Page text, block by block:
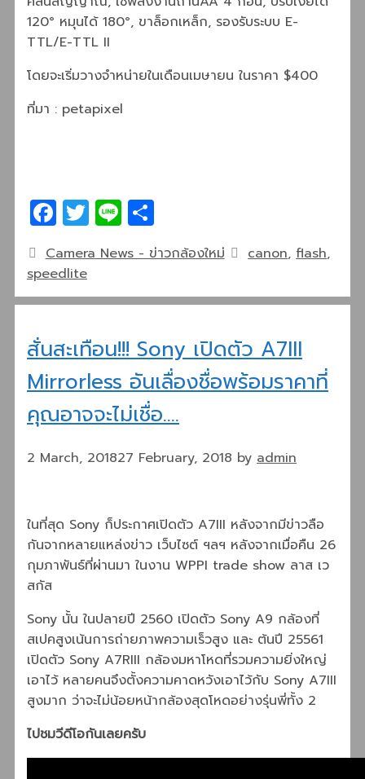
120° หมุนได้ 180°, ขาล็อกเหล็ก, รองรับระบบ E-
TTL/E-TTL II
โดยจะเริ่มวางจำหน่ายในเดือนเมษายน ในราคา $400
ที่มา : petapixel
Facebook
Twitter
Line
Categories
Camera News - ข่าวกล้องใหม่ Tags
canon,flash,
speedlite
สั่นสะเทือน!!! Sony เปิดตัว A7III
Mirrorless อันเลื่องชื่อพร้อมราคาที่
คุณอาจจะไม่เชื่อ….
2 March, 201827 February, 2018 by admin
ในที่สุด Sony ก็ประกาศเปิดตัว A7III หลังจากมีข่าวลือ
กันจากหลายแหล่งข่าว เว็บไซต์ ฯลฯ หลังจากเมื่อคืน 26
กุมภาพันธ์ที่ผ่านมา ในงาน WPPI trade show ลาส เว
สกัส
Sony นั้น ในปลายปี 2560 เปิดตัว Sony A9 กล้องที่
สเปคสูงเน้นการถ่ายภาพความเร็วสูง และ ต้นปี 25561
เปิดตัว Sony A7RIII กล้องมหาโหดที่รวมความยิ่งใหญ่
เอาไว้ หลายคนจึงตั้งความคาดหวังเอาไว้กับ Sony A7III
สูงมาก ว่าจะไม่น้อยหน้ากล้องสุดโหดอย่างรุ่นพี่ทั้ง 2
ไปชมวีดีโอกันเลยครับ